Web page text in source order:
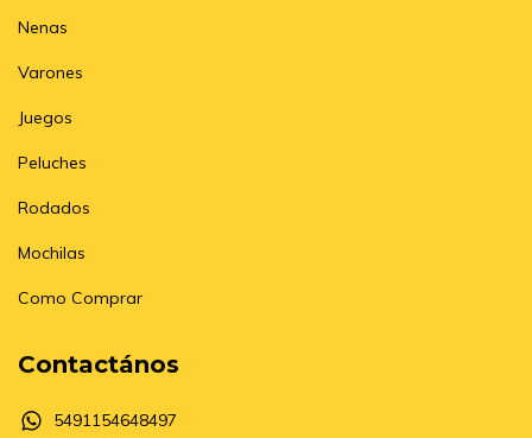
Nenas
Varones
Juegos
Peluches
Rodados
Mochilas
Como Comprar
Contactános
5491154648497